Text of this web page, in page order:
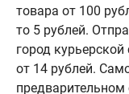
товара от 100
то 5 рублей.
город
от 14 рублей.
предварительном